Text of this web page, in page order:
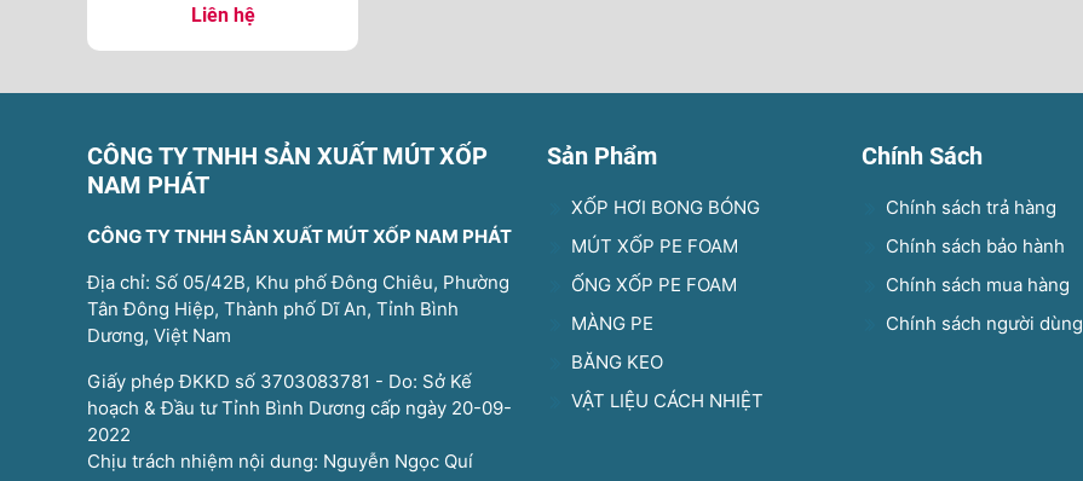
Liên hệ
CÔNG TY TNHH SẢN XUẤT MÚT XỐP
NAM PHÁT
CÔNG TY TNHH SẢN XUẤT MÚT XỐP NAM PHÁT
Địa chỉ: Số 05/42B, Khu phố Đông Chiêu, Phường
Tân Đông Hiệp, Thành phố Dĩ An, Tỉnh Bình
Dương, Việt Nam
Giấy phép ĐKKD số 3703083781 - Do: Sở Kế
hoạch & Đầu tư Tỉnh Bình Dương cấp ngày 20-09-
2022
Chịu trách nhiệm nội dung: Nguyễn Ngọc Quí
Sản Phẩm
XỐP HƠI BONG BÓNG
MÚT XỐP PE FOAM
ỐNG XỐP PE FOAM
MÀNG PE
BĂNG KEO
VẬT LIỆU CÁCH NHIỆT
Chính Sách
Chính sách trả hàng
Chính sách bảo hành
Chính sách mua hàng
Chính sách người dùng